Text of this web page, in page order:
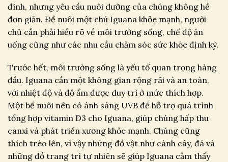
đình, nhưng yêu cầu nuôi dưỡng của chúng không hề
đơn giản. Để nuôi một chú Iguana khỏe mạnh, người
chủ cần phải hiểu rõ về môi trường sống, chế độ ăn
uống cũng như các nhu cầu chăm sóc sức khỏe định kỳ.
Trước hết, môi trường sống là yếu tố quan trọng hàng
đầu. Iguana cần một không gian rộng rãi và an toàn,
với nhiệt độ và độ ẩm được duy trì ở mức thích hợp.
Một bể nuôi nên có ánh sáng UVB để hỗ trợ quá trình
tổng hợp vitamin D3 cho Iguana, giúp chúng hấp thu
canxi và phát triển xương khỏe mạnh. Chúng cũng
thích trèo lên, vì vậy những đồ vật như cành cây, đá và
những đồ trang trí tự nhiên sẽ giúp Iguana cảm thấy